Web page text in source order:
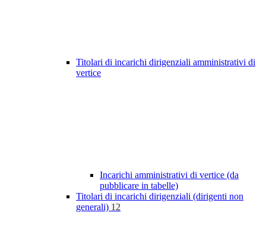
Titolari di incarichi dirigenziali amministrativi di
vertice
Incarichi amministrativi di vertice (da
pubblicare in tabelle)
Titolari di incarichi dirigenziali (dirigenti non
generali) 12